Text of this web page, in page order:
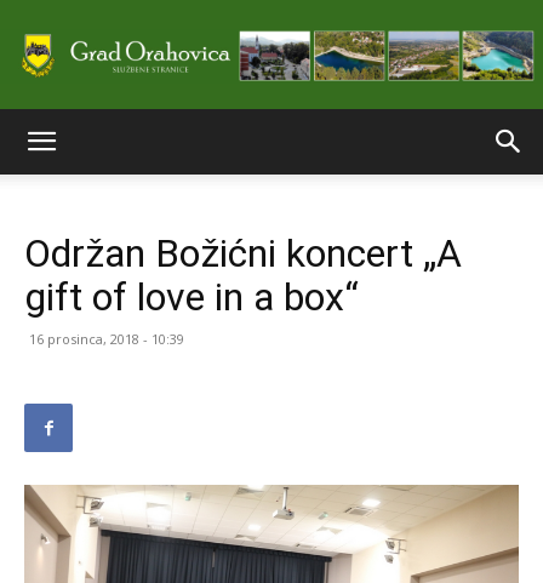
stranice
Održan Božićni koncert „A
gift of love in a box“
16 prosinca, 2018 - 10:39